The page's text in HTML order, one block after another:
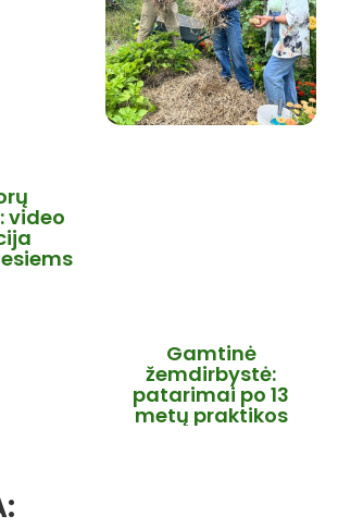
video
Gamtinė
žemdirbystė:
patarimai po 13
metų praktikos